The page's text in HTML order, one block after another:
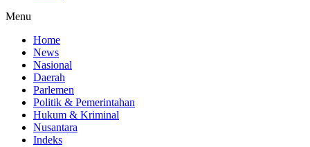
Menu
Home
News
Nasional
Daerah
Parlemen
Politik & Pemerintahan
Hukum & Kriminal
Nusantara
Indeks